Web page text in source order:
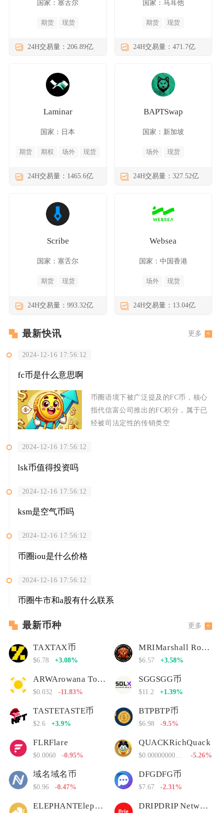
国家：塞舌尔
期货 现货
24H交易量：206.89亿
国家：马耳他
期货 现货
24H交易量：471.7亿
Laminar
国家：日本
期货 期权 场外 现货
24H交易量：1465.6亿
BAPTSwap
国家：新加坡
场外 现货
24H交易量：327.52亿
Scribe
国家：塞舌尔
期货 现货
24H交易量：993.32亿
Websea
国家：中国香港
场外 现货
24H交易量：13.04亿
最新快讯 更多
2024-12-16 17:56:12
fc币是什么意思啊
币圈语境下被广泛提及的FC币，核心
指代信富公司推出的FC积分，属于已
经被司法定性的传销类空
2024-12-16 17:56:12
lsk币值得投资吗
2024-12-16 17:56:12
ksm是空气币吗
2024-12-16 17:56:12
币圈iou是什么价格
2024-12-16 17:56:12
币圈牛市和a股有什么联系
最新币种 更多
TAXTAX币
$6.78 +3.08%
MRIMarshall Rogan Inu
$6.57 +3.58%
ARWArowana Token
$0.032 -11.83%
SGGSGG币
$11.2 +1.39%
TASTETASTE币
$2.6 +3.9%
BTPBTP币
$6.98 -9.5%
FLRFlare
$0.0060 -0.95%
QUACKRichQuack
-5.26%
域名域名币
$0.96 -0.47%
DFGDFG币
$7.67 -2.31%
ELEPHANTElephant Money DRIPDRIP Network